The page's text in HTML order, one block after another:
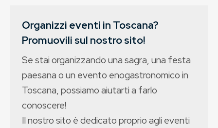
Organizzi eventi in Toscana?
Promuovili sul nostro sito!
Se stai organizzando una sagra, una festa
paesana o un evento enogastronomico in
Toscana, possiamo aiutarti a farlo
conoscere!
Il nostro sito è dedicato proprio agli eventi